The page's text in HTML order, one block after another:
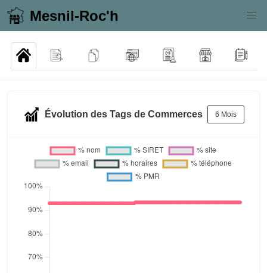
Mesnil-Roc'h
Évolution des Tags de Commerces 6 Mois